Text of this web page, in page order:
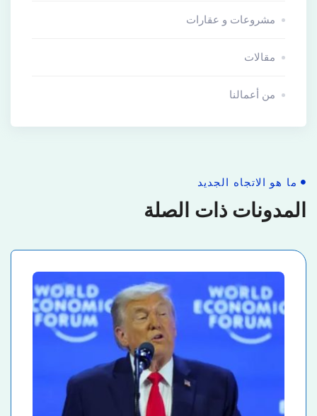
مشروعات و عقارات
مقالات
من أعمالنا
ما هو الاتجاه الجديد
المدونات ذات الصلة